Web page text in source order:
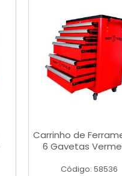
Carrinho de
6 Gavetas
Código: 58536